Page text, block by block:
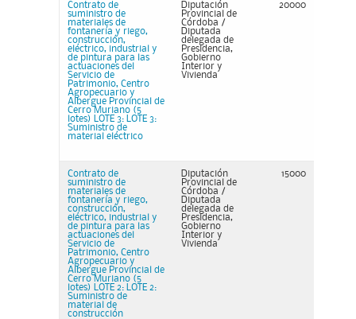
Contrato de
suministro de
materiales de
fontanería y riego,
construcción,
eléctrico, industrial y
de pintura para las
actuaciones del
Servicio de
Patrimonio, Centro
Agropecuario y
Albergue Provincial de
Cerro Muriano (5
lotes) LOTE 3: LOTE 3:
Suministro de
material eléctrico
Diputación
Provincial de
Córdoba /
Diputada
delegada de
Presidencia,
Gobierno
Interior y
Vivienda
20000
Contrato de
suministro de
materiales de
fontanería y riego,
construcción,
eléctrico, industrial y
de pintura para las
actuaciones del
Servicio de
Patrimonio, Centro
Agropecuario y
Albergue Provincial de
Cerro Muriano (5
lotes) LOTE 2: LOTE 2:
Suministro de
material de
construcción
Diputación
Provincial de
Córdoba /
Diputada
delegada de
Presidencia,
Gobierno
Interior y
Vivienda
15000